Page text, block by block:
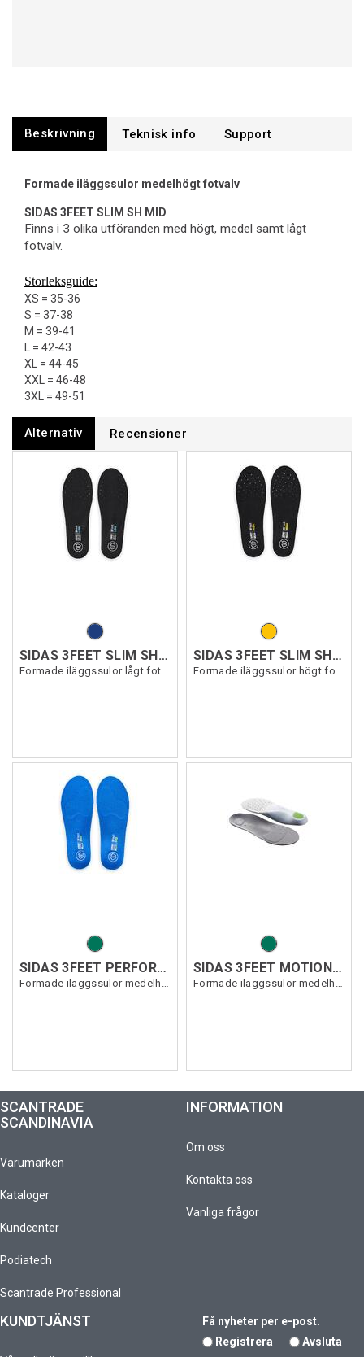
Beskrivning Support
Formade iläggssulor medelhögt fotvalv
SIDAS 3FEET SLIM SH MID
Finns i 3 olika utföranden med högt, medel samt lågt
fotvalv.
Storleksguide:
XS = 35-36
S = 37-38
M = 39-41
L = 42-43
XL = 44-45
XXL = 46-48
3XL = 49-51
Alternativ Recensioner
SIDAS 3FEET SLIM SH LOW
Formade iläggssulor lågt fotvalv
SIDAS 3FEET SLIM SH HIGH
Formade iläggssulor högt fotvalv
SIDAS 3FEET PERFORM SH MID SIDAS 3FEET MOTION MID
SCANTRADE
SCANDINAVIA
Varumärken
Kataloger
Kundcenter
Podiatech
Scantrade Professional
INFORMATION
Om oss
Kontakta oss
Vanliga frågor
KUNDTJÄNST
Få nyheter per e-post.
Registrera
Avsluta